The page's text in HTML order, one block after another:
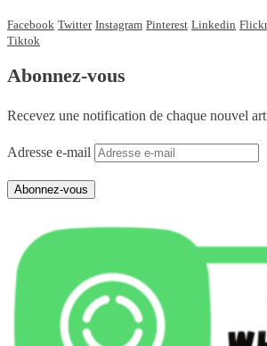
Facebook Twitter Instagram Pinterest Linkedin Flickr
Tiktok
Abonnez-vous
Recevez une notification de chaque nouvel
Adresse e-mail
Abonnez-vous